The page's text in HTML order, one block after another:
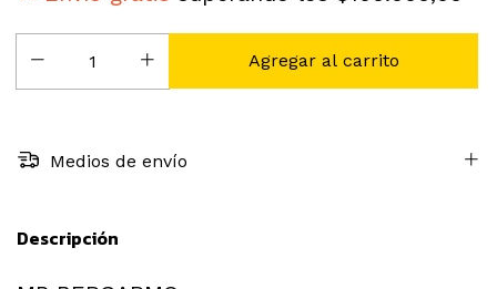
Medios de envío
Descripción